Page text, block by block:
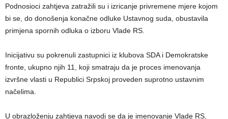
Podnosioci zahtjeva zatražili su i izricanje privremene mjere kojom
bi se, do donošenja konačne odluke Ustavnog suda, obustavila
primjena spornih odluka o izboru Vlade RS.
Inicijativu su pokrenuli zastupnici iz klubova SDA i Demokratske
fronte, ukupno njih 11, koji smatraju da je proces imenovanja
izvršne vlasti u Republici Srpskoj proveden suprotno ustavnim
načelima.
U obrazloženju zahtjeva navodi se da je imenovanje Vlade RS,